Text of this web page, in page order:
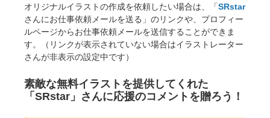
オリジナルイラストの作成を依頼したい場合は、「SRstar
さんにお仕事依頼メールを送る」のリンクや、プロフィー
ルページからお仕事依頼メールを送信することができま
す。（リンクが表示されていない場合はイラストレーター
さんが非表示の設定中です）
素敵な無料イラストを提供してくれた
「SRstar」さんに応援のコメントを贈ろう！